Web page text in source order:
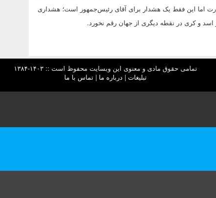
اما این فقط یک هشدار برای آقای رئیس‌جمهور است؛ هشداری
و کری در نقطه دیگری از جهان رقم نخورد.
تمامی حقوق مادی و معنوی این وبسایت محفوظ است :: ۱۴۰۳-۱۳۸۴
تبلیغات | درباره ما |تماس با ما